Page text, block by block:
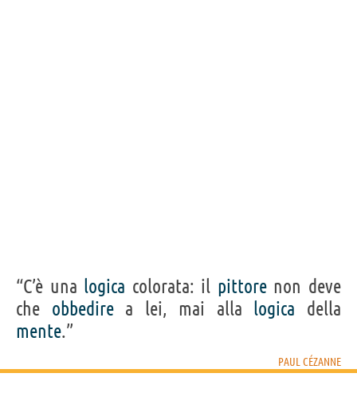
“C’è una logica colorata: il pittorenon deve
che obbedirea lei, mai alla logica della
mente.”
PAUL CÉZANNE